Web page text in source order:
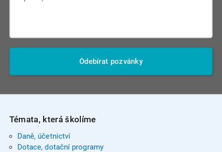
Odebírat pozvánky
Témata, která školíme
Daně, účetnictví
Dotace, dotační programy